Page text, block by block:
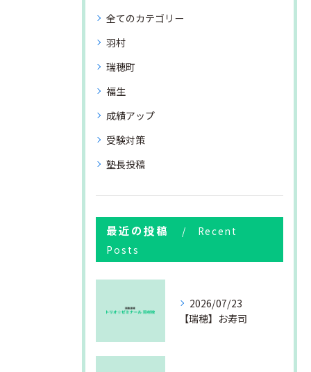
全てのカテゴリー
羽村
瑞穂町
福生
成績アップ
受験対策
塾長投稿
最近の投稿
Recent
Posts
2026/07/23
【瑞穂】お寿司